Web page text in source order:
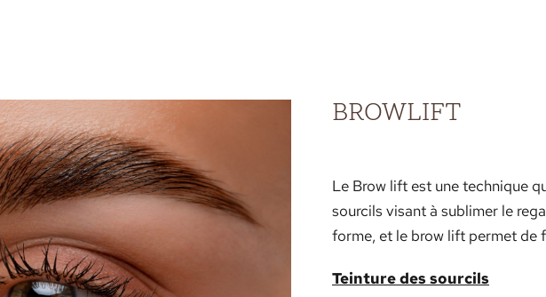
BROWLIFT
Le Brow lift est une technique
sourcils visant à sublimer le
forme, et le brow lift permet de
Teinture des sourcils